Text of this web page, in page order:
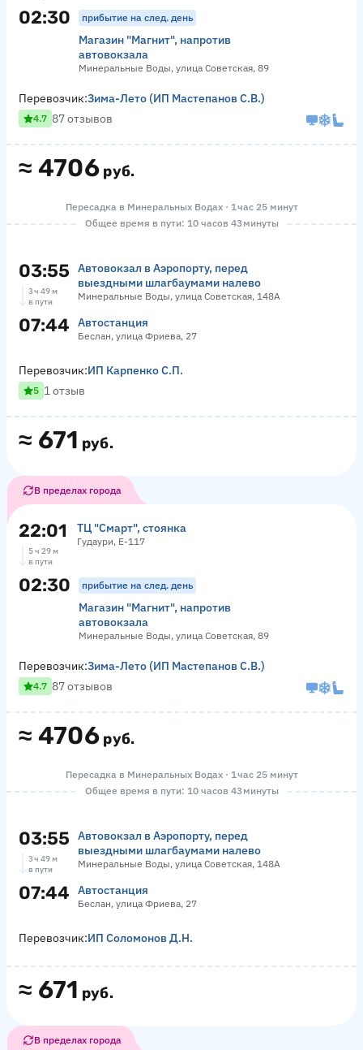
02:30 прибытие на след. день
Магазин "Магнит", напротив
автовокзала
Минеральные Воды, улица Советская, 89
≈ 4706 руб.
Перевозчик:Зима-Лето (ИП Мастепанов С.В.)
4.7 87 отзывов
Пересадка в Минеральных Водах · 1 час 25 минут
Общее время в пути: 10 часов 43 минуты
03:55
Автовокзал в Аэропорту, перед
выездными шлагбаумами налево
Минеральные Воды, улица Советская, 148А
3 ч 49 м
в пути
07:44 Автостанция
Беслан, улица Фриева, 27
≈ 671 руб.
Перевозчик:ИП Карпенко С.П.
5 1 отзыв
В пределах города
22:01 ТЦ "Смарт", стоянка
Гудаури, Е-117
5 ч 29 м
в пути
02:30 прибытие на след. день
Магазин "Магнит", напротив
автовокзала
Минеральные Воды, улица Советская, 89
≈ 4706 руб.
Перевозчик:Зима-Лето (ИП Мастепанов С.В.)
4.7 87 отзывов
Пересадка в Минеральных Водах · 1 час 25 минут
Общее время в пути: 10 часов 43 минуты
03:55
Автовокзал в Аэропорту, перед
выездными шлагбаумами налево
Минеральные Воды, улица Советская, 148А
3 ч 49 м
в пути
07:44 Автостанция
Беслан, улица Фриева, 27
≈ 671 руб.
Перевозчик:ИП Соломонов Д.Н.
В пределах города